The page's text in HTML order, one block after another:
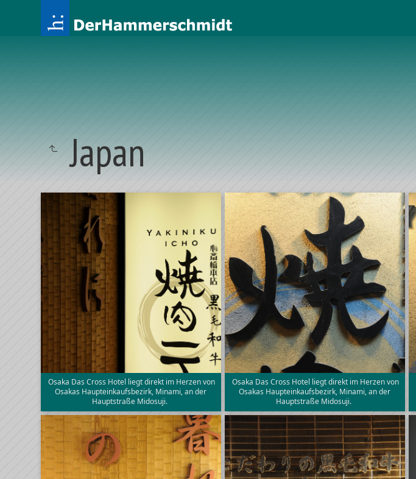
Japan
Osaka Das Cross Hotel liegt direkt im Herzen von
Osakas Haupteinkaufsbezirk, Minami, an der
Hauptstraße Midosuji.
Osaka Das Cross Hotel liegt direkt im Herzen von
Osakas Haupteinkaufsbezirk, Minami, an der
Hauptstraße Midosuji.